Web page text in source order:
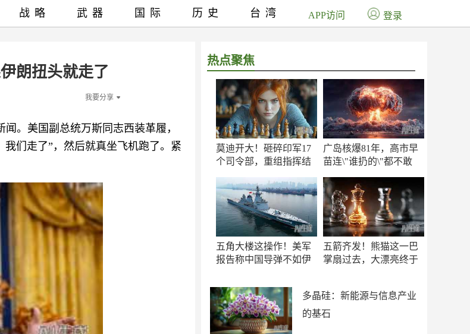
朗扭头就走了
我要分享
。美国副总统万斯同志西装革履，
们走了”，然后就真坐飞机跑了。紧
热点聚焦
莫迪开大！砸碎印军17
个司令部，重组指挥结
广岛核爆81年，高市早
苗连\"谁扔的\"都不敢
五角大楼这操作！美军
报告称中国导弹不如伊
五箭齐发！熊猫这一巴
掌扇过去，大漂亮终于
多晶硅：新能源与信息产业
的基石
战略 武器 国际 历史 台湾 APP访问 登录